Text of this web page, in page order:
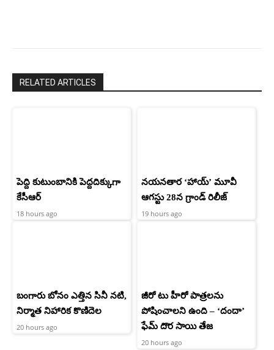
RELATED ARTICLES
పెద్ది కుటుంబానికి పెద్దదిక్కుగా
కేసీఆర్
18 hours ago
నయనతార ‘హాయ్’ మూవీ
ఆగస్టు 28న గ్రాండ్ రిలీజ్
19 hours ago
బంగారు బోనం ఎత్తిన సినీ నటి,
నిర్మాత నిహారిక కొణిదెల
20 hours ago
జీరో టు హీరో పాత్రలను
పోషించాలని ఉంది – ‘దందా’
ఫేమ్ దొర సాయి తేజ
20 hours ago